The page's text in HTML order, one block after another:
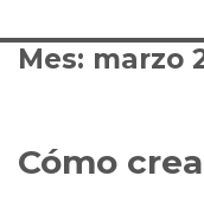
Mes: marzo
Cómo